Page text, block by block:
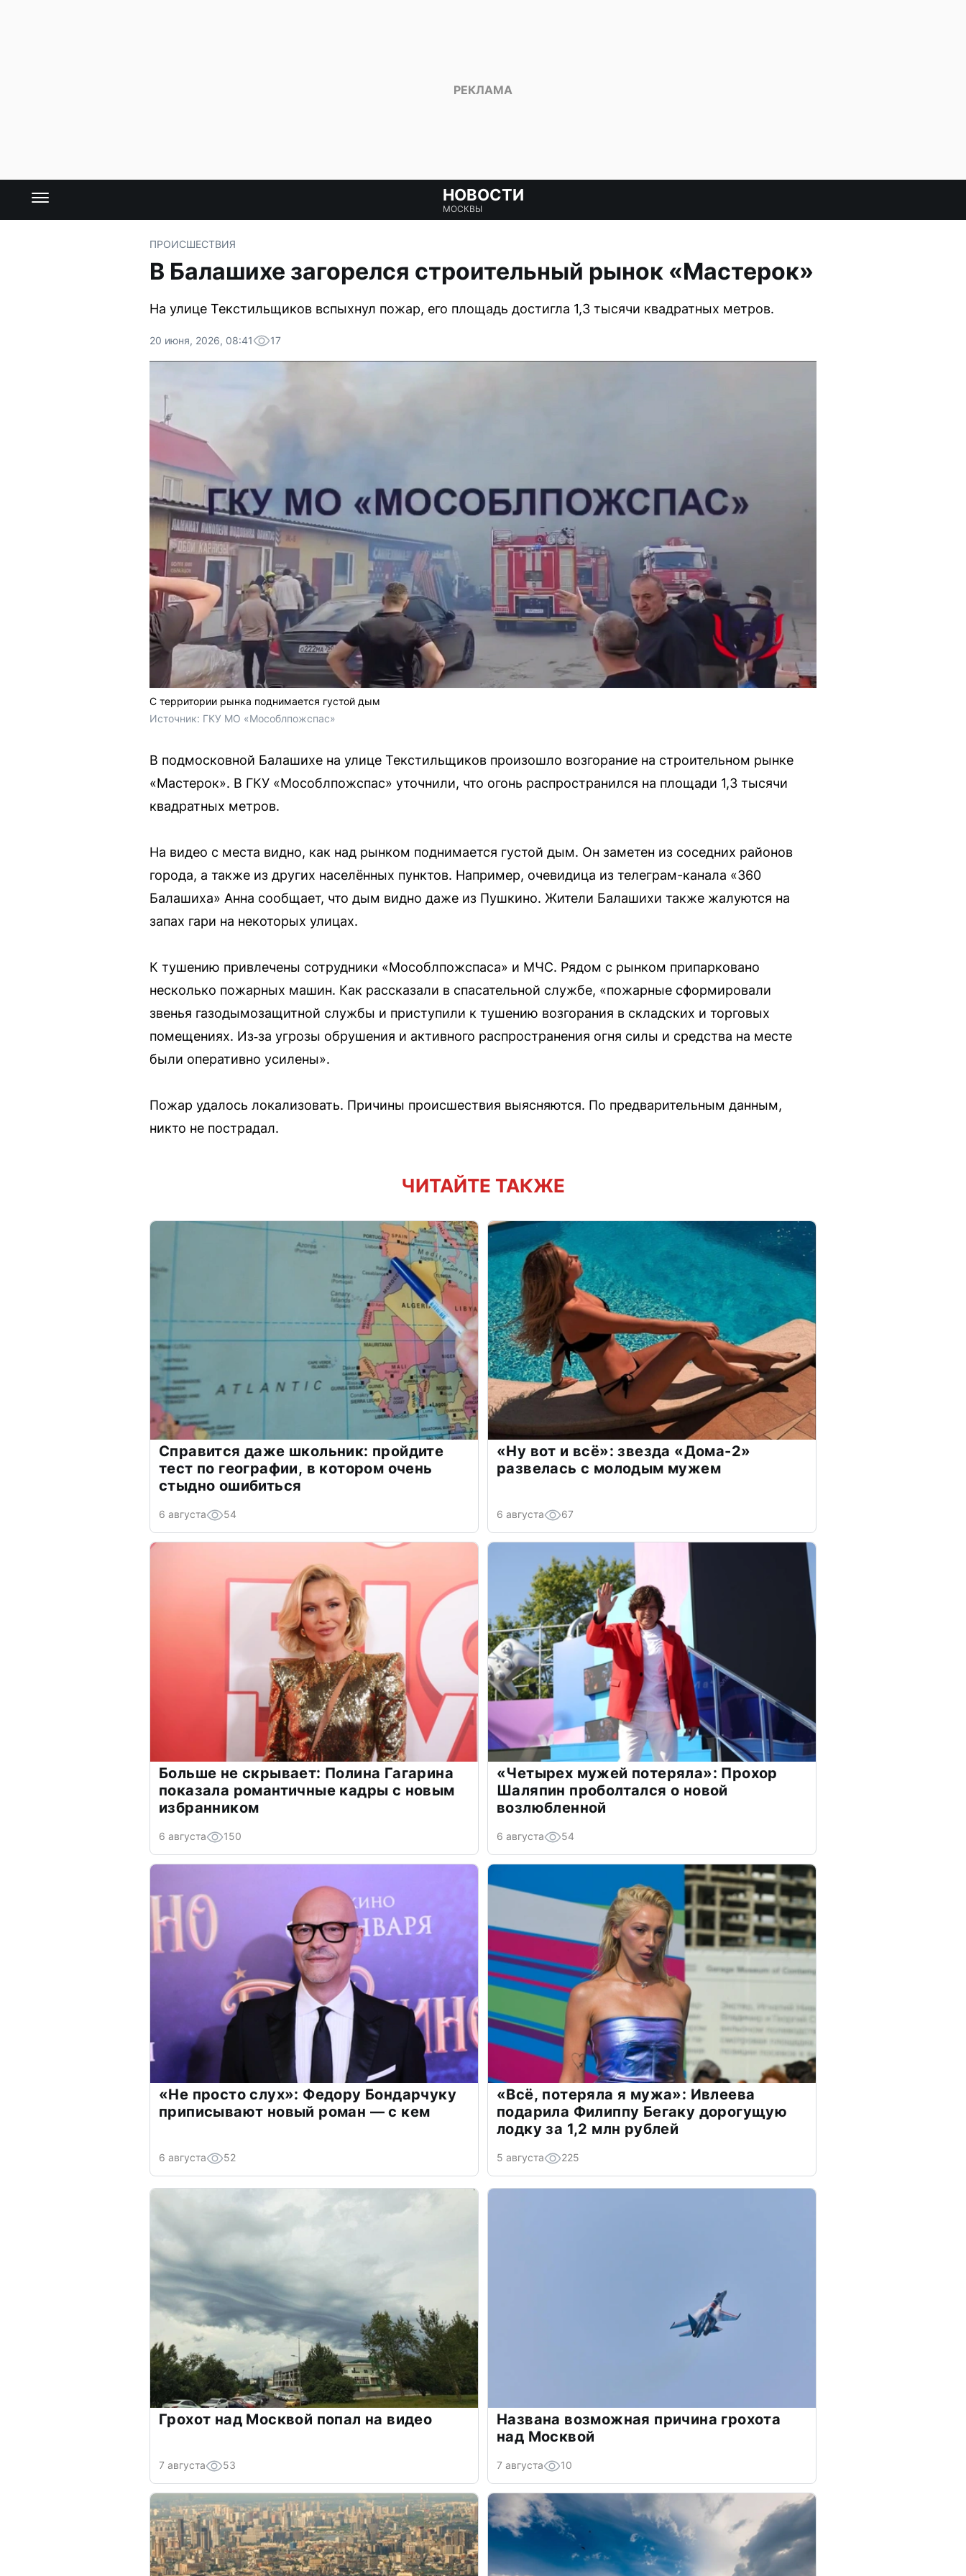
НОВОСТИ
МОСКВЫ
ПРОИСШЕСТВИЯ
В Балашихе загорелся строительный рынок «Мастерок»
На улице Текстильщиков вспыхнул пожар, его площадь достигла 1,3 тысячи квадратных метров.
20 июня, 2026, 08:41 17
С территории рынка поднимается густой дым
Источник: ГКУ МО «Мособлпожспас»
В подмосковной Балашихе на улице Текстильщиков произошло возгорание на строительном рынке
«Мастерок». В ГКУ «Мособлпожспас» уточнили, что огонь распространился на площади 1,3 тысячи
квадратных метров.
На видео с места видно, как над рынком поднимается густой дым. Он заметен из соседних районов
города, а также из других населённых пунктов. Например, очевидица из телеграм-канала «360
Балашиха» Анна сообщает, что дым видно даже из Пушкино. Жители Балашихи также жалуются на
запах гари на некоторых улицах.
К тушению привлечены сотрудники «Мособлпожспаса» и МЧС. Рядом с рынком припарковано
несколько пожарных машин. Как рассказали в спасательной службе, «пожарные сформировали
звенья газодымозащитной службы и приступили к тушению возгорания в складских и торговых
помещениях. Из‑за угрозы обрушения и активного распространения огня силы и средства на месте
были оперативно усилены».
Пожар удалось локализовать. Причины происшествия выясняются. По предварительным данным,
никто не пострадал.
ЧИТАЙТЕ ТАКЖЕ
Справится даже школьник: пройдите
тест по географии, в котором очень
стыдно ошибиться
6 августа 54
«Ну вот и всё»: звезда «Дома-2»
развелась с молодым мужем
6 августа 67
Больше не скрывает: Полина Гагарина
показала романтичные кадры с новым
избранником
6 августа 150
«Четырех мужей потеряла»: Прохор
Шаляпин проболтался о новой
возлюбленной
6 августа 54
«Не просто слух»: Федору Бондарчуку
приписывают новый роман — с кем
6 августа 52
«Всё, потеряла я мужа»: Ивлеева
подарила Филиппу Бегаку дорогущую
лодку за 1,2 млн рублей
5 августа 225
Грохот над Москвой попал на видео
7 августа 53
Названа возможная причина грохота
над Москвой
7 августа 10